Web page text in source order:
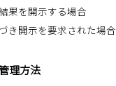
果を開示する場合
き開示を要求された場合
理方法